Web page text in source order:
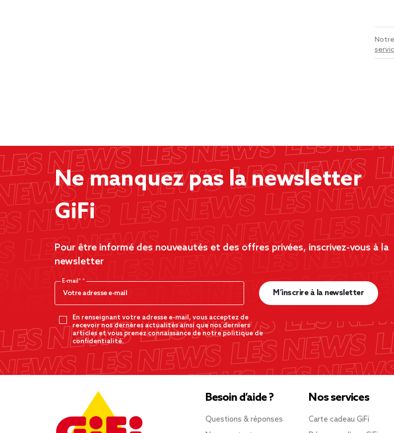
Ne manquez pas la newsletter
GiFi
Pour être informé des nouveautés et des offres privées, inscrivez-vous à la
newsletter
E-mail*
En renseignant votre adresse e-mail, vous acceptez de
recevoir nos dernères actualités ainsi que nos derniers
articles et vous prenez connaissance de notre politique de
confidentialité.
M’inscrire à la newsletter
Besoin d’aide ?
Questions & réponses
Nos services
Carte cadeau GiFi